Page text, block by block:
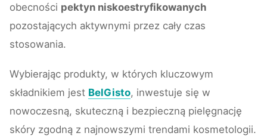
obecności pektyn niskoestryfikowanych
pozostających aktywnymi przez cały czas
stosowania.
Wybierając produkty, w których kluczowym
składnikiem jest BelGisto, inwestuje się w
nowoczesną, skuteczną i bezpieczną pielęgnację
skóry zgodną z najnowszymi trendami kosmetologii.